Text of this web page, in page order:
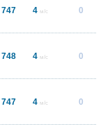
747 4 м/с 0
748 4 м/с 0
747 4 м/с 0